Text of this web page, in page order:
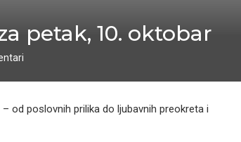
petak, 10. oktobar
– od poslovnih prilika do ljubavnih preokreta i